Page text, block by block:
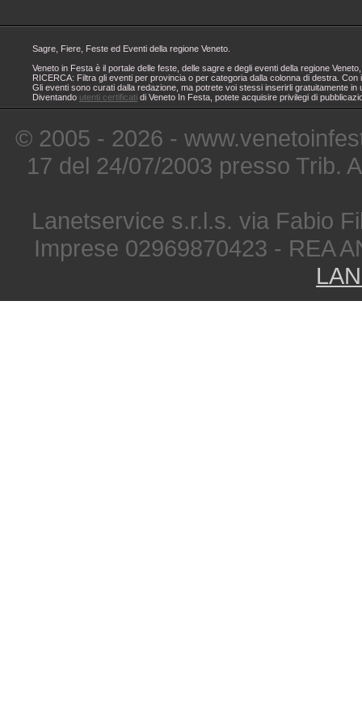
Sagre, Fiere, Feste ed Eventi della regione Veneto.
Veneto in Festa è il portale delle feste, delle sagre e degli eventi della regione
RICERCA: Filtra gli eventi per provincia o per categoria dalla colonna di destra.
Gli eventi sono curati dalla redazione, ma potrete voi stessi inserirli gratuitamente
Diventando utenti certificati di Veneto In Festa, potete acquisire privilegi di
© 2005 - 2026 -
17 del 24/07/2003 presso Trib.
Lanetservice s.r.l.s. via Fabio
Imprese 02969870423 - REA